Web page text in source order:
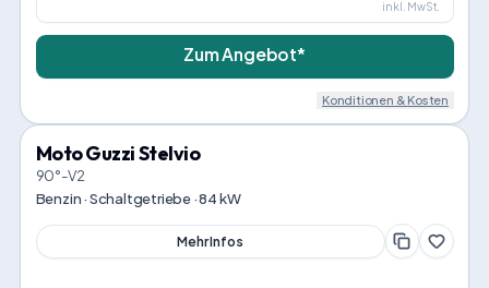
inkl. MwSt.
Zum Angebot*
Konditionen & Kosten
Moto Guzzi Stelvio
90°-V2
Benzin · Schaltgetriebe · 84 kW
Mehr Infos